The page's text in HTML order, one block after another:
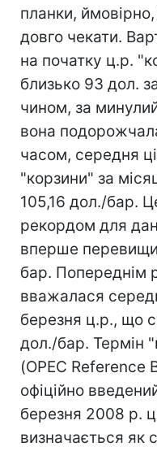
планки,
довго чекати.
на початку ц.р.
близько 93 дол.
чином, за
вона
часом, середня
"корзини" за
105,16 дол./бар.
рекордом для
вперше
бар. Попереднім
вважалася
березня ц.р., що
дол./бар. Термін
(OPEC Reference
офіційно
березня 2008 р.
визначається як